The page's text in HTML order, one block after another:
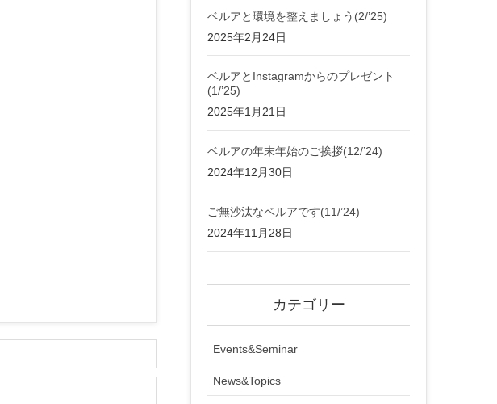
ベルアと環境を整えましょう(2/’25)
2025年2月24日
ベルアとInstagramからのプレゼント
(1/’25)
2025年1月21日
ベルアの年末年始のご挨拶(12/’24)
2024年12月30日
ご無沙汰なベルアです(11/’24)
2024年11月28日
カテゴリー
Events&Seminar
News&Topics